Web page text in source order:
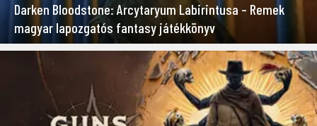
Darken Bloodstone: Arcytaryum Labirintusa – Remek
magyar lapozgatós fantasy játékkönyv